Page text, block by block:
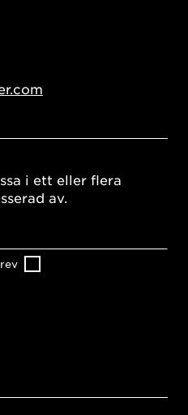
i ett eller flera
av.